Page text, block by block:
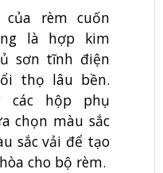
rèm cuốn
là hợp kim
sơn tĩnh điện
thọ lâu bền.
các hộp phụ
chọn màu sắc
sắc vải để tạo
cho bộ rèm.